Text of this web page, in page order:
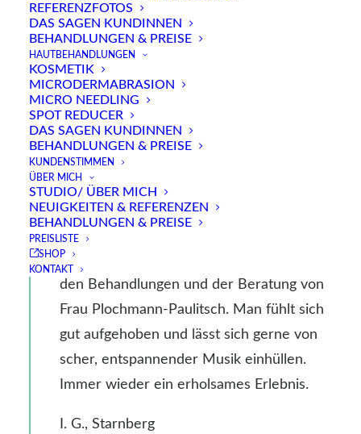
REFERENZFOTOS
DAS SAGEN KUNDINNEN
BEHANDLUNGEN & PREISE
HAUTBEHANDLUNGEN
KOSMETIK
MICRODERMABRASION
MICRO NEEDLING
SPOT REDUCER
DAS SAGEN KUNDINNEN
BEHANDLUNGEN & PREISE
KUNDENSTIMMEN
ÜBER MICH
STUDIO/ ÜBER MICH
NEUIGKEITEN & REFERENZEN
BEHANDLUNGEN & PREISE
PREISLISTE
SHOP
KONTAKT
Von Anfang an war ich sehr
zufrieden…
Von Anfang an war ich sehr zufrieden mit
den Behandlungen und der Beratung von
Frau Plochmann-Paulitsch. Man fühlt sich
gut aufgehoben und lässt sich gerne von
scher, entspannender Musik einhüllen.
Immer wieder ein erholsames Erlebnis.
I. G., Starnberg